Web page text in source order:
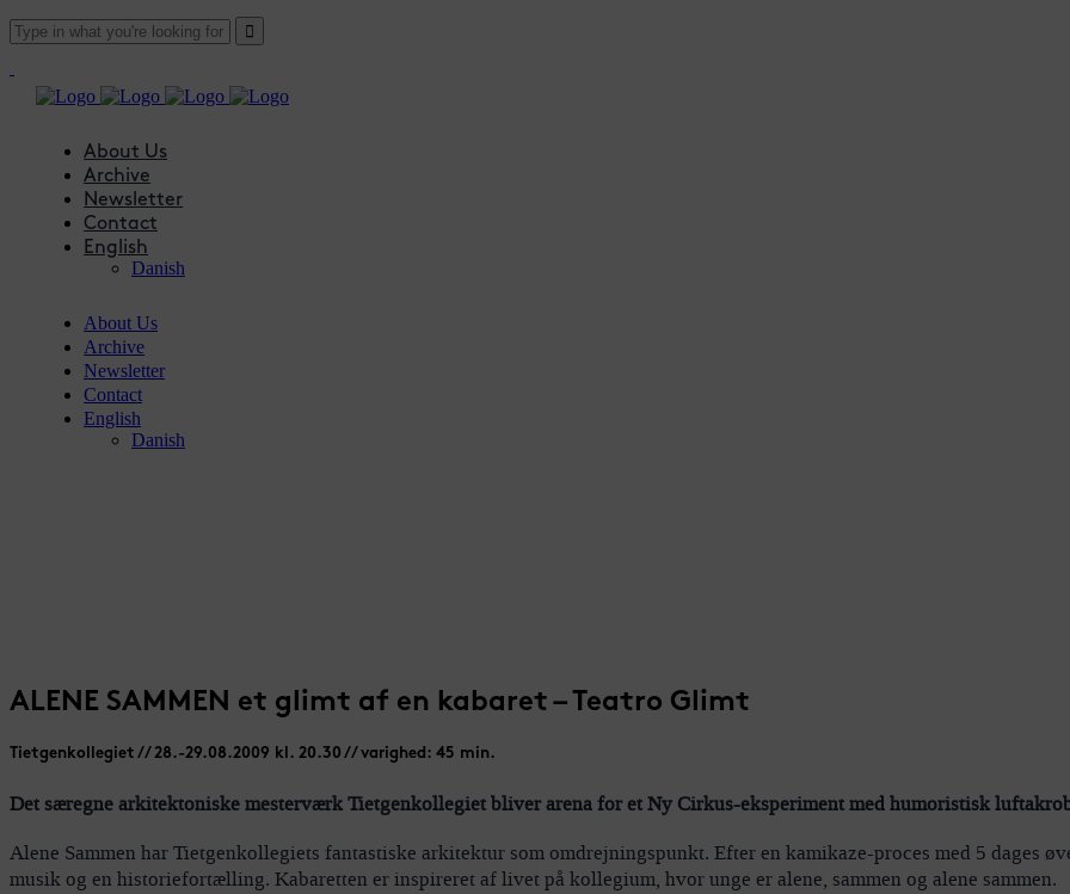
About Us
Archive
Newsletter
Contact
English
Danish
About Us
Archive
Newsletter
Contact
English
Danish
ALENE SAMMEN et glimt af en kabaret – Teatro Glimt
Tietgenkollegiet // 28.-29.08.2009 kl. 20.30 // varighed: 45 min.
Det særegne arkitektoniske mesterværk Tietgenkollegiet bliver arena for et Ny Cirkus-eksperiment med humoristisk
Alene Sammen har Tietgenkollegiets fantastiske arkitektur som omdrejningspunkt. Efter en kamikaze-proces med 5 dages
musik og en historiefortælling. Kabaretten er inspireret af livet på kollegium, hvor unge er alene, sammen og alene sammen.